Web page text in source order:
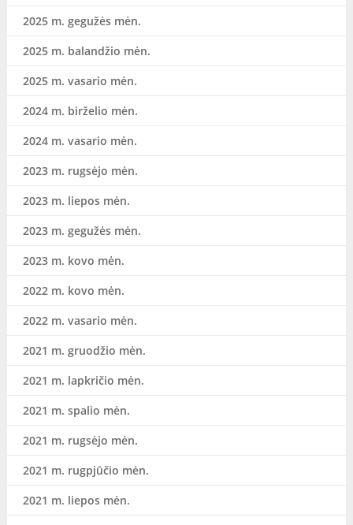
2025 m. gegužės mėn.
2025 m. balandžio mėn.
2025 m. vasario mėn.
2024 m. birželio mėn.
2024 m. vasario mėn.
2023 m. rugsėjo mėn.
2023 m. liepos mėn.
2023 m. gegužės mėn.
2023 m. kovo mėn.
2022 m. kovo mėn.
2022 m. vasario mėn.
2021 m. gruodžio mėn.
2021 m. lapkričio mėn.
2021 m. spalio mėn.
2021 m. rugsėjo mėn.
2021 m. rugpjūčio mėn.
2021 m. liepos mėn.